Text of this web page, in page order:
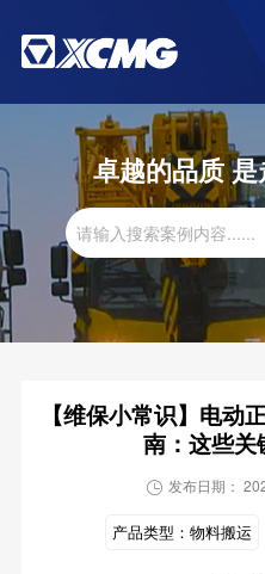
卓越的品质
【维保小常识】电动
南：这些关
 发布日期：
产品类型： 物料搬运